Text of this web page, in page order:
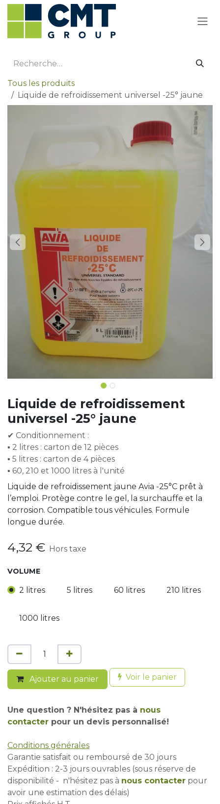
Se rendre au contenu
Tous les produits
Liquide de refroidissement universel -25° jaune
Liquide de refroidissement
universel -25° jaune
✔ Conditionnement :
▪ 2 litres : carton de 12 pièces
▪ 5 litres : carton de 4 pièces
▪ 60, 210 et 1000 litres à l'unité
Liquide de refroidissement jaune Avia -25°C prêt à
l’emploi. Protège contre le gel, la surchauffe et la
corrosion. Compatible tous véhicules. Formule
longue durée.
4,32 € Hors taxe
VOLUME
2 litres 5 litres 60 litres 210 litres
1000 litres
Ajouter au panier Voir le panier
Une question ? N'hésitez pas à nous
contacter pour un devis personnalisé!
Conditions générales
Garantie satisfait ou remboursé de 30 jours
Expédition : 2-3 jours ouvrables (sous réserve de
disponibilité - n'hésitez pas à nous contacter pour
avoir une estimation des délais)